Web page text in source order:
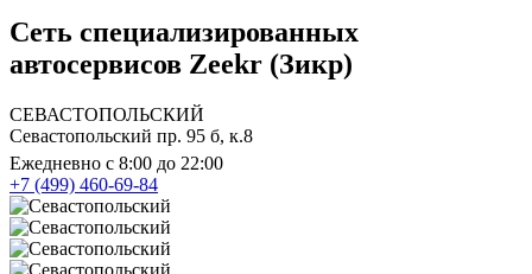
Сеть специализированных
автосервисов Zeekr (Зикр)
СЕВАСТОПОЛЬСКИЙ
Севастопольский пр. 95 б, к.8
Ежедневно с 8:00 до 22:00
+7 (499) 460-69-84